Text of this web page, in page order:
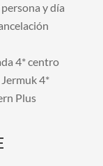
y día
4* centro
4*
Plus